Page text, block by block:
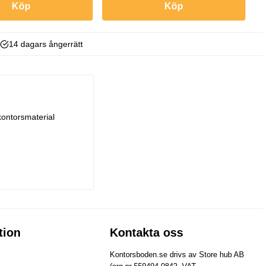
Köp Köp
14 dagars ångerrätt
Kontakta oss
Kontorsboden.se drivs av Store hub AB